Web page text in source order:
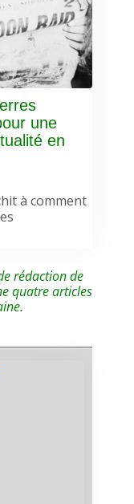
une
en
à comment
rédaction de
quatre articles